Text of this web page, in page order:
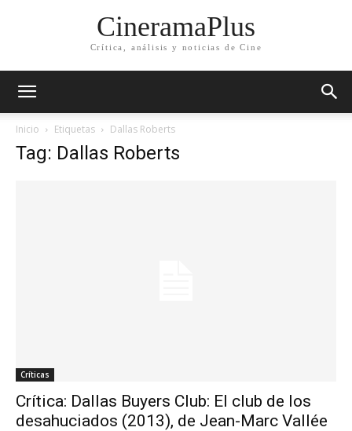
CineramaPlus
Crítica, análisis y noticias de Cine
Inicio Etiquetas Dallas Roberts
Tag: Dallas Roberts
Críticas
Crítica: Dallas Buyers Club: El club de los
desahuciados (2013), de Jean-Marc Vallée